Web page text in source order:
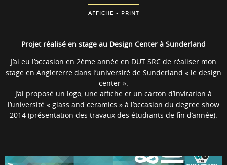
AFFICHE - PRINT
Projet réalisé en stage au Design Center à Sunderland
J’ai eu l’occasion en 2ème année en DUT SRC de réaliser mon
stage en Angleterre dans l’université de Sunderland « le design
center ».
J’ai proposé un logo, une affiche et un carton d’invitation à
l’université « glass and ceramics » à l’occasion du degree show
2014 (présentation des travaux des étudiants de fin d’année).